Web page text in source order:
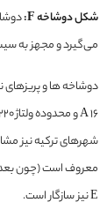
شکل دوشاخه F:
می‌گیرد و مجهز به
شهرهای ترکیه نیز
E نیز سازگار است.